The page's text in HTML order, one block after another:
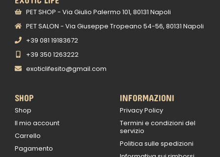
PET SHOP - Via Giulio Palermo 101, 80131 Napoli
PET SALON - Via Giuseppe Tropeano 54-56, 80131 Napoli
+39 081 19183672
+39 350 1263222
exoticlifesito@gmail.com
SHOP
Shop
Il mio account
Carrello
Pagamento
INFORMAZIONI
Privacy Policy
Termini e condizioni del
servizio
Politica sulle spedizioni